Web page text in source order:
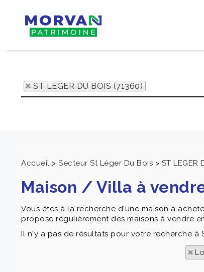
ST LEGER DU BOIS (71360)
Accueil > Secteur St Léger Du Bois > ST LEGER
Maison / Villa à vendre
Vous êtes à la recherche d'une maison à
propose régulièrement des maisons à vendre
Il n'y a pas de résultats pour votre recherche à